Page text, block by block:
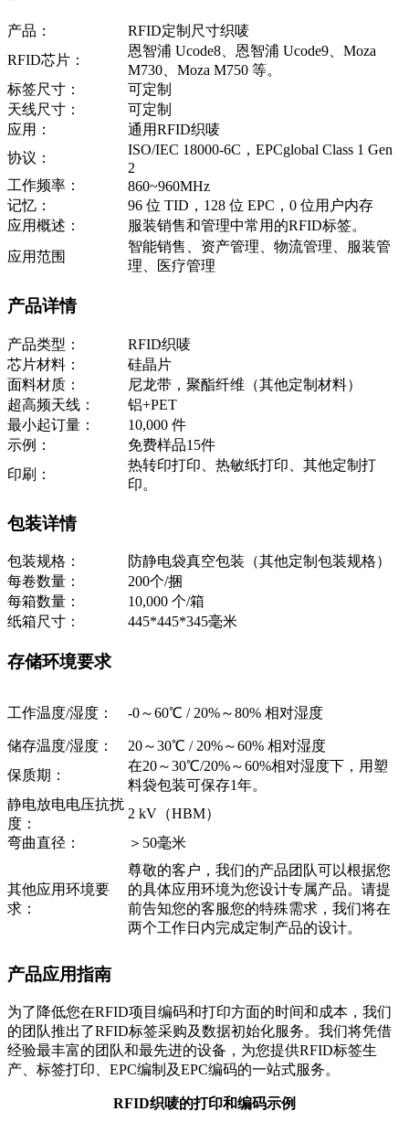
产品：
RFID定制尺寸织唛
RFID芯片：
恩智浦 Ucode8、恩智浦 Ucode9、Moza
M730、Moza M750 等。
标签尺寸：
可定制
天线尺寸：
可定制
应用：
通用RFID织唛
协议：
ISO/IEC 18000-6C，EPCglobal Class 1 Gen
2
工作频率：
860~960MHz
记忆：
96 位 TID，128 位 EPC，0 位用户内存
应用概述：
服装销售和管理中常用的RFID标签。
应用范围
智能销售、资产管理、物流管理、服装管
理、医疗管理
产品详情
产品类型：
RFID织唛
芯片材料：
硅晶片
面料材质：
尼龙带，聚酯纤维（其他定制材料）
超高频天线：
铝+PET
最小起订量：
10,000 件
示例：
免费样品15件
印刷：
热转印打印、热敏纸打印、其他定制打
印。
包装详情
包装规格：
防静电袋真空包装（其他定制包装规格）
每卷数量：
200个/捆
每箱数量：
10,000 个/箱
纸箱尺寸：
445*445*345毫米
存储环境要求
工作温度/湿度： -0～60℃ / 20%～80% 相对湿度
储存温度/湿度：
20～30℃ / 20%～60% 相对湿度
保质期：
在20～30℃/20%～60%相对湿度下，用塑
料袋包装可保存1年。
静电放电电压抗扰
度：
2 kV（HBM）
弯曲直径：
＞50毫米
其他应用环境要
求：
尊敬的客户，我们的产品团队可以根据您
的具体应用环境为您设计专属产品。请提
前告知您的客服您的特殊需求，我们将在
两个工作日内完成定制产品的设计。
产品应用指南
为了降低您在RFID项目编码和打印方面的时间和成本，我们
的团队推出了RFID标签采购及数据初始化服务。我们将凭借
经验最丰富的团队和最先进的设备，为您提供RFID标签生
产、标签打印、EPC编制及EPC编码的一站式服务。
RFID织唛的打印和编码示例